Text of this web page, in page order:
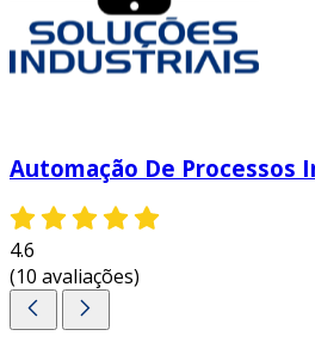
Automação De Processos
4.6
(10 avaliações)